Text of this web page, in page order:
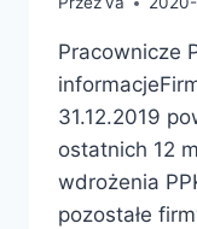
Pracownicze
31.12.2019
ostatnich 12
wdrożenia
pozostałe